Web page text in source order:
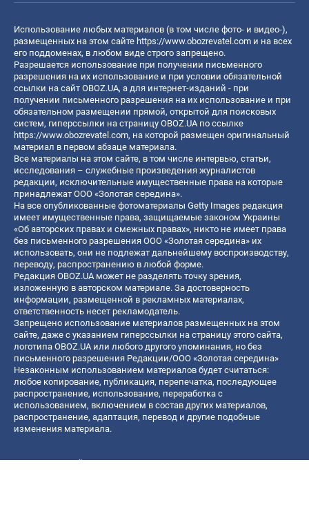
Использование любых материалов (в том числе фото- и видео-),
размещенных на этом сайте https://www.obozrevatel.com и на всех
его поддоменах, в любом виде строго запрещено.
Разрешается использование при получении письменного
разрешения на их использование и при условии обязательной
ссылки на сайт OBOZ.UA, а для интернет-изданий - при
получении письменного разрешения на их использование и при
обязательном размещении прямой, открытой для поисковых
систем, гиперссылки на страницу OBOZ.UA по ссылке
https://www.obozrevatel.com, на которой размещен оригинальный
материал в первом абзаце материала.
Все материалы на этом сайте, в том числе интервью, статьи,
исследования – служебные произведения журналистов
редакции, исключительные имущественные права на которые
принадлежат ООО «Золотая середина».
На все опубликованные фотоматериалы Getty Images редакция
имеет имущественные права, защищаемые законом Украины
«Об авторских правах и смежных правах», никто не имеет права
без письменного разрешения ООО «Золотая середина» их
использовать, они не подлежат дальнейшему воспроизводству,
переводу, распространению в любой форме.
Редакция OBOZ.UA может не разделять точку зрения,
изложенную в авторском материале. За достоверность
информации, размещенной в рекламных материалах,
ответственность несет рекламодатель.
Запрещено использование материалов размещенных на этом
сайте, даже с указанием гиперссылки на страницу этого сайта,
логотипа OBOZ.UA или любого другого упоминания, но без
письменного разрешения Редакции/ООО «Золотая середина»
Незаконным использованием материалов будет считаться:
любое копирование, публикация, перепечатка, последующее
распространение, использование, переработка с
использованием, включением в состав других материалов,
распространение, адаптация, перевод и другие подобные
изменения материала.
Название онлайн медиа — «OBOZ.UA»